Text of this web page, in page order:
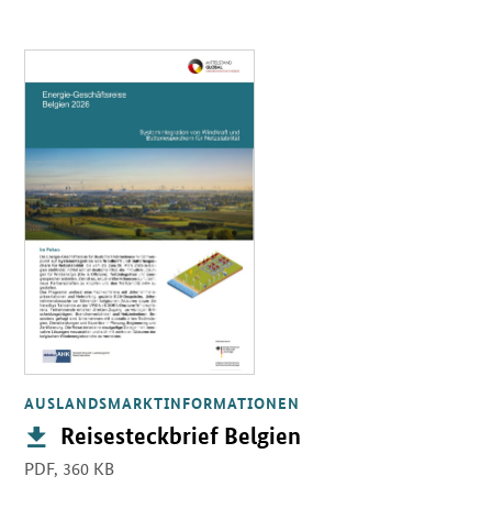
AUSLANDSMARKTINFORMATIONEN
Publikation:
Reisesteckbrief Belgien
PDF, 360 KB
Öffnet PDF "Reisesteckbrief Belgien" in neuem Fenster.